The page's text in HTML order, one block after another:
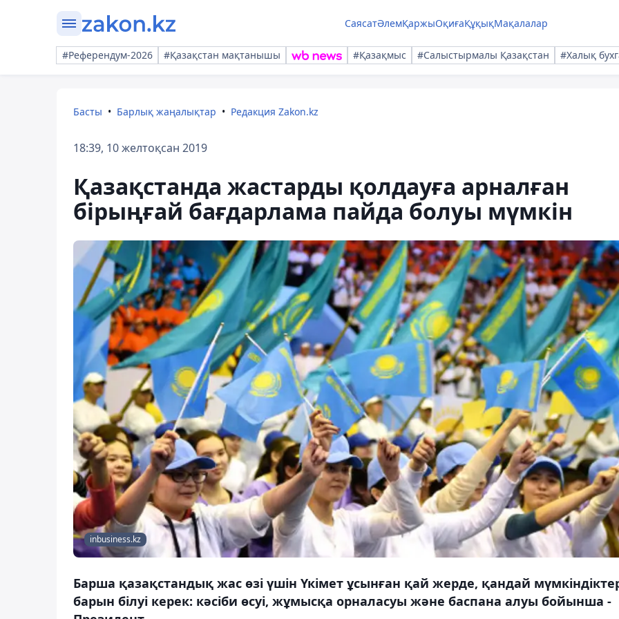
СаясатӘлемҚаржыОқиғаҚұқықМақалалар
#Референдум-2026 #Қазақстан мақтанышы #Қазақмыс #Салыстырмалы Қазақстан #Халық
Басты Барлық жаңалықтар Редакция Zakon.kz
18:39, 10 желтоқсан 2019
Қазақстанда жастарды қолдауға арналған
бірыңғай бағдарлама пайда болуы мүмкін
inbusiness.kz
Барша қазақстандық жас өзі үшін Үкімет ұсынған қай жерде, қандай
барын білуі керек: кәсіби өсуі, жұмысқа орналасуы және баспана алуы бойынша -